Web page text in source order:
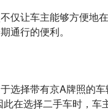
仅让车主能够方便地
通行的便利。
选择带有京A牌照的
在选择二手车时，车